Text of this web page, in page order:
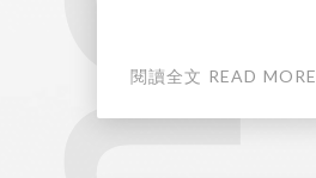
閱讀全文 READ MORE